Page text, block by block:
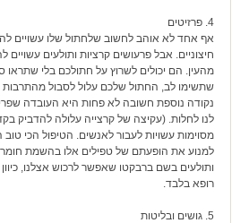
4. פרזיטים
אף אחד לא אוהב לחשוב שלחתול שלו עשויים
חיצוניים. אבל פרעושים קרציות ותולעים עשויים
מהעין. הם יכולים לשרוץ על חתולכם בלי שתראו
שתשימו לב, החתול שלכם עלול לסבול
נקודה נוספת חשובה לא פחות היא העובדה
לנו לחלות. (עקיצה של קרצייה עלולה להדביק
מסוימות עשויות לעבור לאנשים. הטיפול הכי טוב
למנוע את הופעתם של טפילים אלו בהשמת חומר
ותולעים בשם ברבקטו שאפשר לרכוש אצלנו,
רופא בלבד.
5. גושים ובליטות